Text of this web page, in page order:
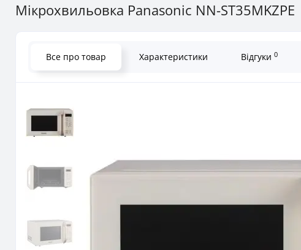
Мікрохвильовка Panasonic NN-ST35MKZPE
Все про товар Характеристики Відгуки 0